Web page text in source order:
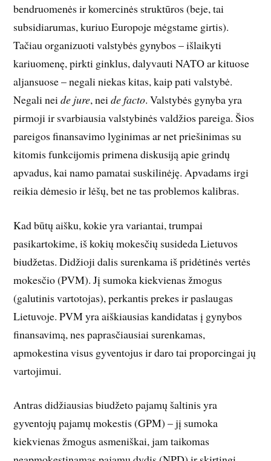
bendruomenės ir komercinės struktūros (beje, tai
subsidiarumas, kuriuo Europoje mėgstame girtis).
Tačiau organizuoti valstybės gynybos – išlaikyti
kariuomenę, pirkti ginklus, dalyvauti NATO ar kituose
aljansuose – negali niekas kitas, kaip pati valstybė.
Negali neide jure, neide facto. Valstybės gynyba yra
pirmoji ir svarbiausia valstybinės valdžios pareiga. Šios
pareigos finansavimo lyginimas ar net priešinimas su
kitomis funkcijomis primena diskusiją apie grindų
apvadus, kai namo pamatai suskilinėję. Apvadams irgi
reikia dėmesio ir lėšų, bet ne tas problemos kalibras.
Kad būtų aišku, kokie yra variantai, trumpai
pasikartokime, iš kokių mokesčių susideda Lietuvos
biudžetas. Didžioji dalis surenkama iš pridėtinės vertės
mokesčio (PVM). Jį sumoka kiekvienas žmogus
(galutinis vartotojas), perkantis prekes ir paslaugas
Lietuvoje. PVM yra aiškiausias kandidatas į gynybos
finansavimą, nes paprasčiausiai surenkamas,
apmokestina visus gyventojus ir daro tai proporcingai jų
vartojimui.
Antras didžiausias biudžeto pajamų šaltinis yra
gyventojų pajamų mokestis (GPM) – jį sumoka
kiekvienas žmogus asmeniškai, jam taikomas